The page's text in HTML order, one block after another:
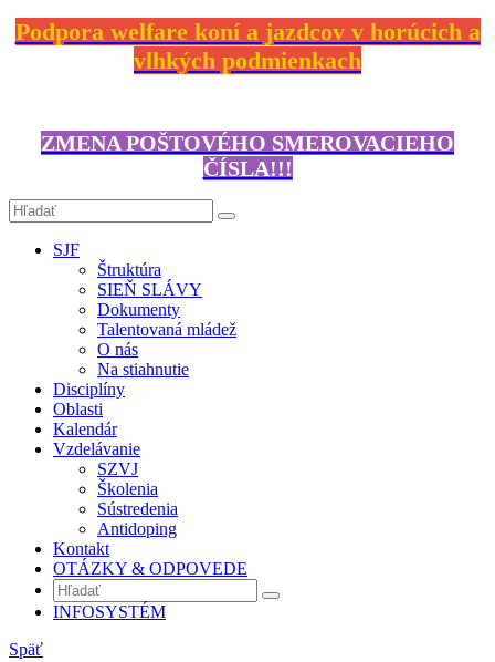
Podpora welfare koní a jazdcov v horúcich a
vlhkých podmienkach
ZMENA POŠTOVÉHO SMEROVACIEHO
ČÍSLA!!!
SJF
Štruktúra
SIEŇ SLÁVY
Dokumenty
Talentovaná mládež
O nás
Na stiahnutie
Disciplíny
Oblasti
Kalendár
Vzdelávanie
SZVJ
Školenia
Sústredenia
Antidoping
Kontakt
OTÁZKY & ODPOVEDE
INFOSYSTÉM
Späť